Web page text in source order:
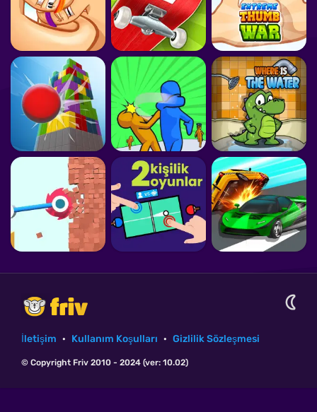
İletişim · Kullanım Koşulları · Gizlilik Sözleşmesi
© Copyright Friv 2010 - 2024 (ver: 10.02)